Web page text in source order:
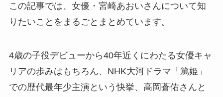
この記事では、女優・宮崎あおいさんについて知
りたいことをまるごとまとめています。
4歳の子役デビューから40年近くにわたる女優キャ
リアの歩みはもちろん、NHK大河ドラマ「篤姫」
での歴代最年少主演という快挙、高岡蒼佑さんと